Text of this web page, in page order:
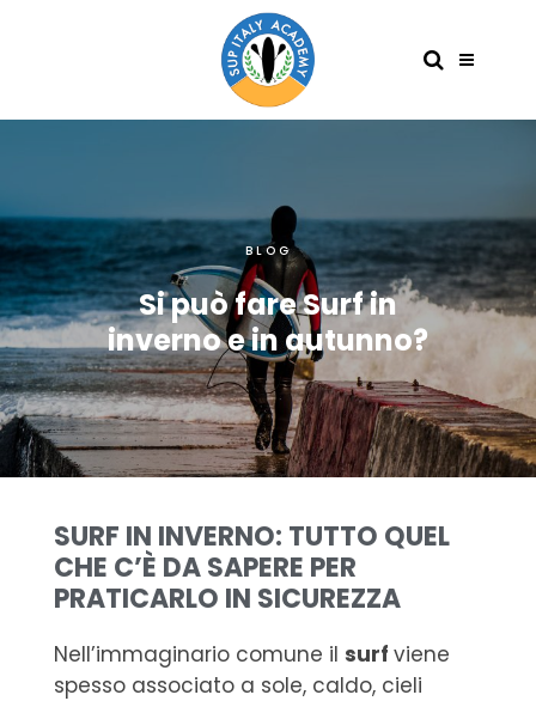
BLOG
Si può fare Surf in
inverno e in autunno?
SURF IN INVERNO: TUTTO QUEL
CHE C’È DA SAPERE PER
PRATICARLO IN SICUREZZA
Nell’immaginario comune il surf viene
spesso associato a sole, caldo, cieli